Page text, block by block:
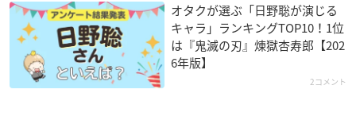
オタクが選ぶ「日野聡が演じる
キャラ」ランキングTOP10！1位
は『鬼滅の刃』煉󠄁獄杏寿郎【202
6年版】
2コメント